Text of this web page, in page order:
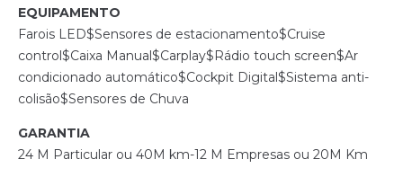
EQUIPAMENTO
Farois LED$Sensores de estacionamento$Cruise
control$Caixa Manual$Carplay$Rádio touch screen$Ar
condicionado automático$Cockpit Digital$Sistema anti-
colisão$Sensores de Chuva
GARANTIA
24 M Particular ou 40M km-12 M Empresas ou 20M Km